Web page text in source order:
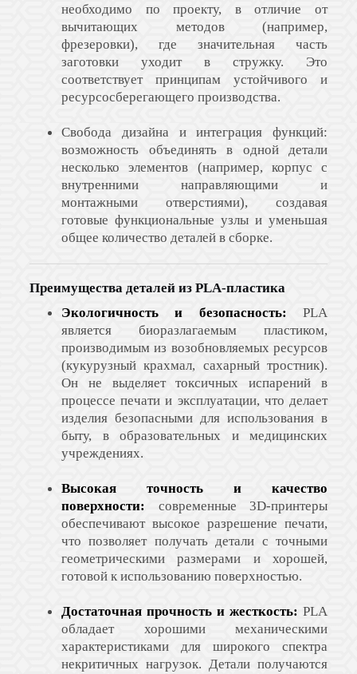
необходимо по проекту, в отличие от
вычитающих методов (например,
фрезеровки), где значительная часть
заготовки уходит в стружку. Это
соответствует принципам устойчивого и
ресурсосберегающего производства.
Свобода дизайна и интеграция функций:
возможность объединять в одной детали
несколько элементов (например, корпус с
внутренними направляющими и
монтажными отверстиями), создавая
готовые функциональные узлы и уменьшая
общее количество деталей в сборке.
Преимущества деталей из PLA-пластика
Экологичность и безопасность: PLA
является биоразлагаемым пластиком,
производимым из возобновляемых ресурсов
(кукурузный крахмал, сахарный тростник).
Он не выделяет токсичных испарений в
процессе печати и эксплуатации, что делает
изделия безопасными для использования в
быту, в образовательных и медицинских
учреждениях.
Высокая точность и качество
поверхности: современные 3D-принтеры
обеспечивают высокое разрешение печати,
что позволяет получать детали с точными
геометрическими размерами и хорошей,
готовой к использованию поверхностью.
Достаточная прочность и жесткость: PLA
обладает хорошими механическими
характеристиками для широкого спектра
некритичных нагрузок. Детали получаются